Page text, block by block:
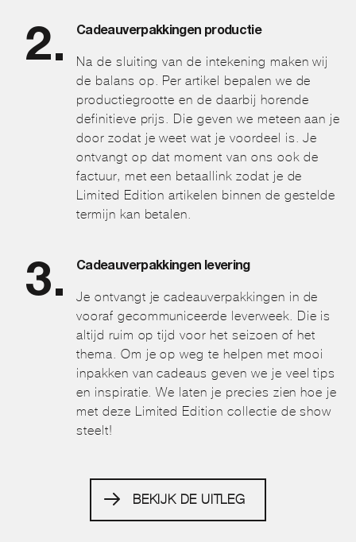
Cadeauverpakkingen productie
Na de sluiting van de intekening maken wij
de balans op. Per artikel bepalen we de
productiegrootte en de daarbij horende
definitieve prijs. Die geven we meteen aan je
door zodat je weet wat je voordeel is. Je
ontvangt op dat moment van ons ook de
factuur, met een betaallink zodat je de
Limited Edition artikelen binnen de gestelde
termijn kan betalen.
Cadeauverpakkingen levering
Je ontvangt je cadeauverpakkingen in de
vooraf gecommuniceerde leverweek. Die is
altijd ruim op tijd voor het seizoen of het
thema. Om je op weg te helpen met mooi
inpakken van cadeaus geven we je veel tips
en inspiratie. We laten je precies zien hoe je
met deze Limited Edition collectie de show
steelt!
BEKIJK DE UITLEG